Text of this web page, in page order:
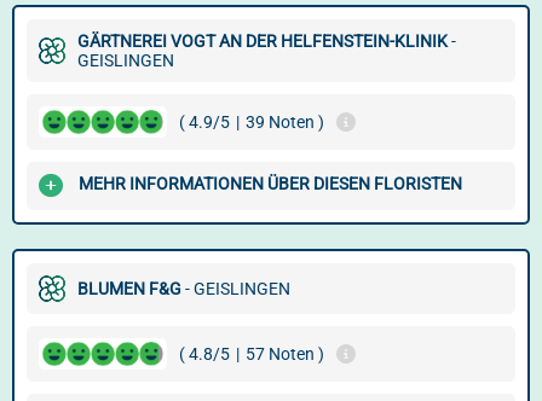
GÄRTNEREI VOGT AN DER HELFENSTEIN-KLINIK-
GEISLINGEN
( 4.9/5 | 39 Noten )
MEHR INFORMATIONEN ÜBER DIESEN FLORISTEN
BLUMEN F&G - GEISLINGEN
( 4.8/5 | 57 Noten )